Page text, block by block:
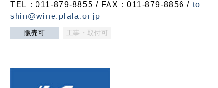
TEL：011-879-8855 / FAX：011-879-8856 / to
shin@wine.plala.or.jp
販売可 工事・取付可